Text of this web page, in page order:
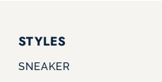
STYLES
SNEAKER